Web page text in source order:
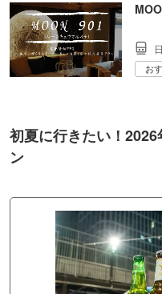
お
初夏に行きたい！
ン